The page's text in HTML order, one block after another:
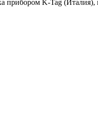
прибором K-Tag